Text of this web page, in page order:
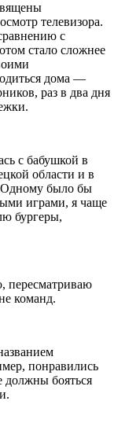
телевизора.
с
стало сложнее
дома —
раз в два дня
с бабушкой в
области и в
Одному было бы
играми, я чаще
бургеры,
пересматриваю
команд.
понравились
должны бояться